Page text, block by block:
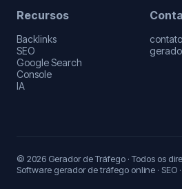
Recursos
Backlinks
SEO
Google Search
Console
IA
© 2026 Gerador de Tráfego · Todos os
Software gerador de tráfego online · SEO